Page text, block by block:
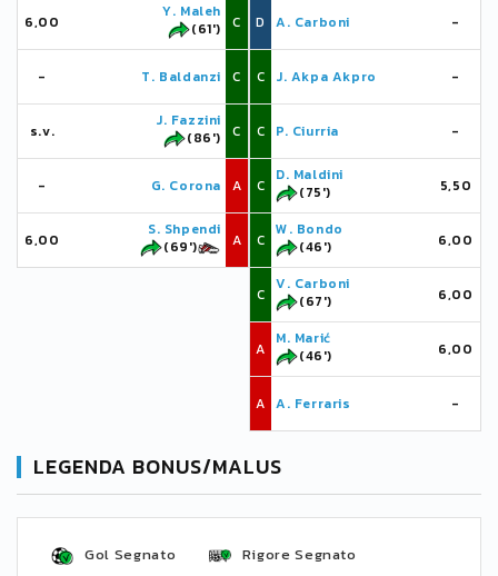
6,00
Y. Maleh
(61')
C
- T. Baldanzi C
s.v.
J. Fazzini
(86')
C
- G. Corona A
6,00
S. Shpendi
(69')
A
D A. Carboni -
C J. Akpa Akpro -
C P. Ciurria -
C
D. Maldini
(75')
5,50
C
W. Bondo
(46')
6,00
C
V. Carboni
(67')
6,00
A
M. Marić
(46')
6,00
A A. Ferraris -
LEGENDA BONUS/MALUS
Gol Segnato
Rigore Segnato